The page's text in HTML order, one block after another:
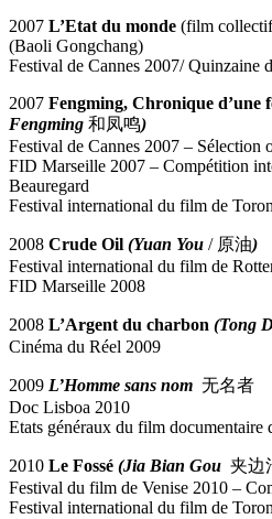
2007 L’Etat du monde (film
(Baoli Gongchang)
Festival de Cannes 2007/ Quinzaine
2007 Fengming, Chronique d’une
Fengming 和凤鸣)
Festival de Cannes 2007 – Sélection
FID Marseille 2007 – Compétition
Beauregard
Festival international du film de
2008 Crude Oil (Yuan You / 原油)
Festival international du film de
FID Marseille 2008
2008 L’Argent du charbon (Tong
Cinéma du Réel 2009
2009 L’Homme sans nom 无名者
Doc Lisboa 2010
Etats généraux du film documentaire
2010 Le Fossé (Jia Bian Gou 夹边
Festival du film de Venise 2010 –
Festival international du film de